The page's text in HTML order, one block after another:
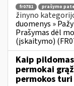
fr0781 prašymo
žinyno
duomenys »
Prašymas dėl
(įskaitymo)
Kaip
permokai
permokos